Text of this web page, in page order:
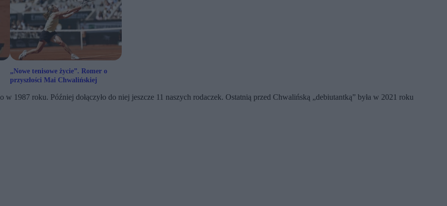
„Nowe tenisowe życie”. Romer o
przyszłości Mai Chwalińskiej
1987 roku. Później dołączyło do niej jeszcze 11 naszych rodaczek. Ostatnią przed Chwalińską „debiutantką” była w 2021 roku